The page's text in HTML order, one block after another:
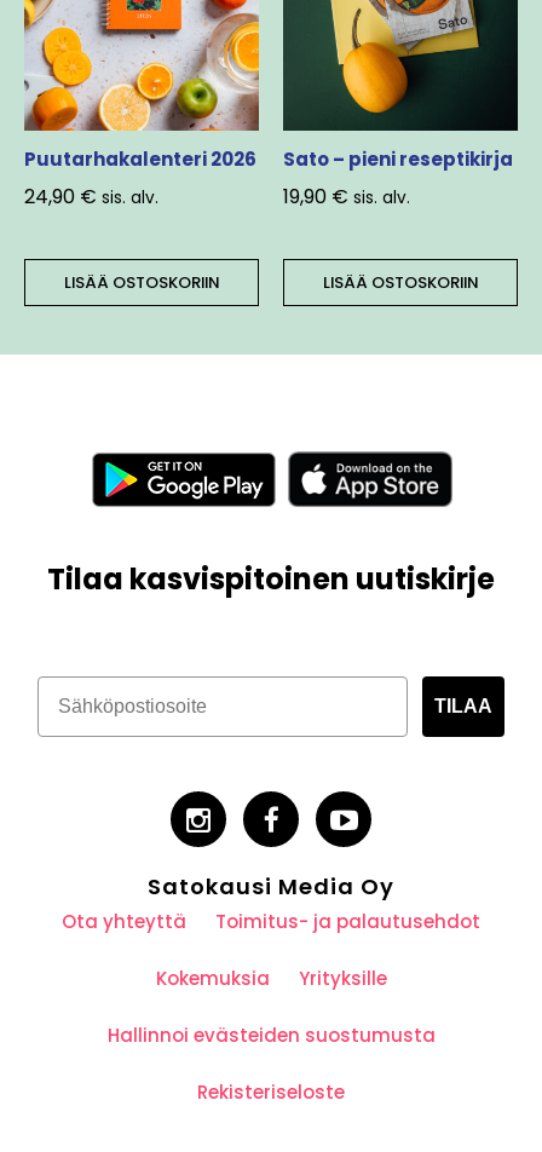
Puutarhakalenteri 2026
24,90 € sis. alv.
LISÄÄ OSTOSKORIIN
Sato – pieni reseptikirja
19,90 € sis. alv.
LISÄÄ OSTOSKORIIN
Tilaa kasvispitoinen uutiskirje
TILAA
Satokausi Media Oy
Ota yhteyttä Toimitus- ja palautusehdot
Kokemuksia Yrityksille
Hallinnoi evästeiden suostumusta
Rekisteriseloste